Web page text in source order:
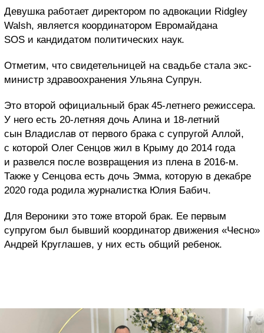
Девушка работает директором по адвокации Ridgley
Walsh, является координатором Евромайдана
SOS и кандидатом политических наук.
Отметим, что свидетельницей на свадьбе стала экс-
министр здравоохранения Ульяна Супрун.
Это второй официальный брак 45-летнего режиссера.
У него есть 20-летняя дочь Алина и 18-летний
сын Владислав от первого брака с супругой Аллой,
с которой Олег Сенцов жил в Крыму до 2014 года
и развелся после возвращения из плена в 2016-м.
Также у Сенцова есть дочь Эмма, которую в декабре
2020 года родила журналистка Юлия Бабич.
Для Вероники это тоже второй брак. Ее первым
супругом был бывший координатор движения «Чесно»
Андрей Круглашев, у них есть общий ребенок.